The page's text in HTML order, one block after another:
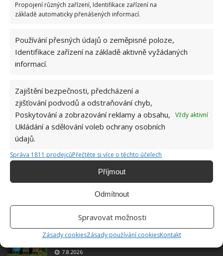
Propojení různých zařízení, Identifikace zařízení na
základě automaticky přenášených informací.
Používání přesných údajů o zeměpisné poloze,
Identifikace zařízení na základě aktivně vyžádaných
informací.
Zajištění bezpečnosti, předcházení a
zjišťování podvodů a odstraňování chyb,
Poskytování a zobrazování reklamy a obsahu,
Ukládání a sdělování voleb ochrany osobních
údajů.
Vždy aktivní
Správa 1811 prodejcůPřečtěte si více o těchto účelech
Příjmout
Odmítnout
Spravovat možnosti
Zásady cookiesZásady používání cookiesKontakt
Retro kvíz o oblíbených autech v dobách
socialismu: Tehdejší řidiči musí získat 10 z 10
6.5.2026
ŽHAVÉ NOVINKY
Tyto rostliny odpuzují klíšťata. Ujistěte se, že je
7.8.2026
Pokojové rostliny pro začátečníky, které jsou
nenáročné a něco vydrží
Využití dešťové vody v domácnosti: Tři
způsoby, jak její měkkost promění váš úklid
7.8.2026